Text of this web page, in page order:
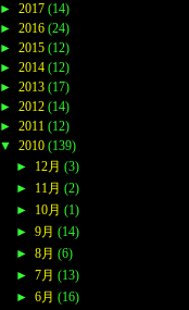
► 2017 (14)
► 2016 (24)
► 2015 (12)
► 2014 (12)
► 2013 (17)
► 2012 (14)
► 2011 (12)
▼ 2010 (139)
►
12月 (3)
►
11月 (2)
►
10月 (1)
► 9月 (14)
► 8月 (6)
► 7月 (13)
► 6月 (16)